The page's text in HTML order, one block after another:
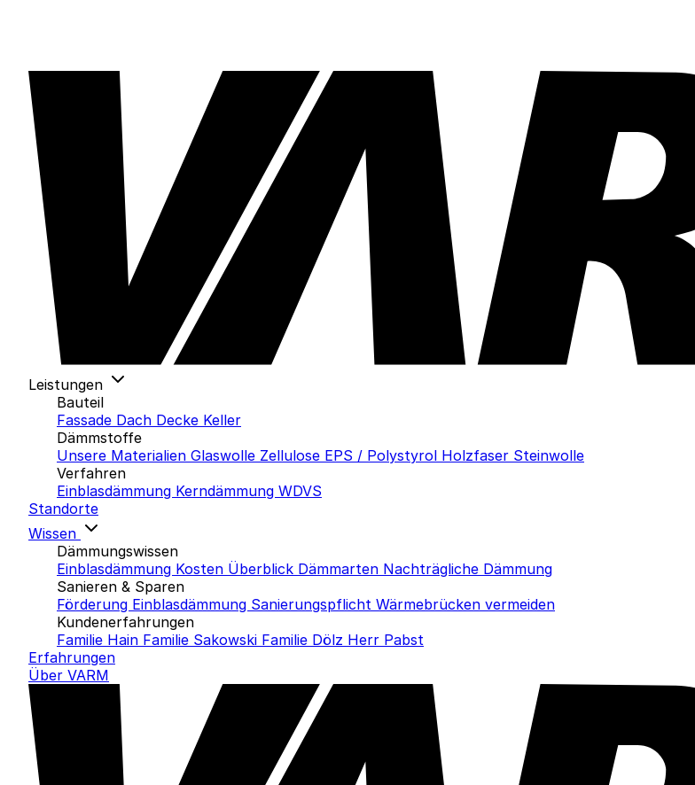
Leistungen
Bauteil
Fassade Dach Decke Keller
Dämmstoffe
Unsere Materialien Glaswolle Zellulose EPS / Polystyrol Holzfaser Steinwolle
Verfahren
Einblasdämmung Kerndämmung WDVS
Standorte
Wissen
Dämmungswissen
Einblasdämmung Kosten Überblick Dämmarten Nachträgliche Dämmung
Sanieren & Sparen
Förderung Einblasdämmung Sanierungspflicht Wärmebrücken vermeiden
Kundenerfahrungen
Familie Hain Familie Sakowski Familie Dölz Herr Pabst
Erfahrungen
Über VARM